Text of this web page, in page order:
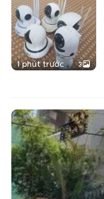
1 phút trước 3